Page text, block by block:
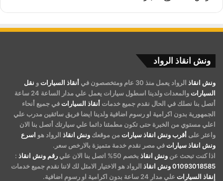
ونش انقاذ الرواد
ونش انقاذ الرواد يعمل منذ 30 عام ومتخصصون في أنقاذ السيارات و نقل
السيارات
والمعدات ولدينا اسطول سيارات يعمل علي مدار الساعة 24 ساعة
أتصل بنا نصلك في الحال نقدم جميع خدمات أنقاذ السيارات في جميع أنحاء
الجمهورية بدون اكرامية او رسوم اضافية ولدينا ايضا فريق سائقين مدرب علي
اعلي مستوي من الخبرة حتى تكون مطمئنا دائما علي سيارتك أتصل بنا الان
واعثر على أقرب ونش انقاذ سيارات من موقعك ونش انقاذ الرواد هو اسرع
ونش انقاذ سيارات في مصر نقدم خدمة متميزة بالارخص سعر.
اذا كنت تبحث عن ونش انقاذ بخصم 50% اتصل بنا الان علي رقم ونش انقاذ :
01093018585ونش انقاذ الرواد هو الاختيار الامثل لك لاننا نقدم جميع خدمات
إنقاذ السيارات علي مدار 24 ساعة بدون اكرامية او رسوم اضافية.